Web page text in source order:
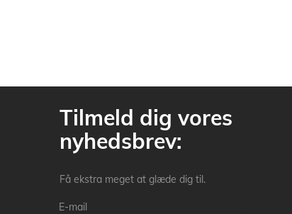
Tilmeld dig vores
nyhedsbrev:
Få ekstra meget at glæde dig til.
E-mail